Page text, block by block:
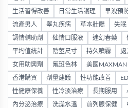
生活習得改善 日常生活護理 早洩預
流產男人 睪丸疾病 草本壯陽 失眠
調情輔助劑 催情口服液 迷幻春藥
平均值統計 陰莖尺寸 持久噴霧 處
女用助興劑 氟班色林 美國MAXMAN
香港購買 劑量建議 性功能改善
性健康保養 性冷淡治療 長期服用
內分泌治療 洗澡水溫 前列腺保健